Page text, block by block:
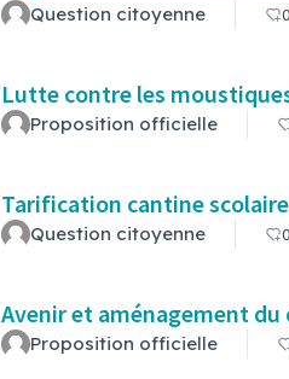
Question citoyenne 0
Lutte contre les
Proposition officielle
Tarification cantine scolaire
Question citoyenne 0
Avenir et aménagement
Proposition officielle